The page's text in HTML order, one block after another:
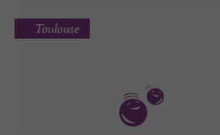
Toulouse